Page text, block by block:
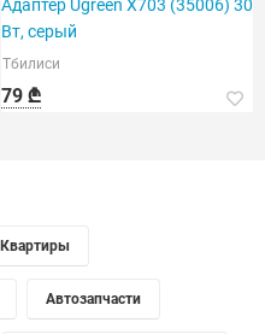
Адаптер Ugreen X703 (35006) 30
Вт, серый
Тбилиси
79 ₾
Квартиры
Автозапчасти